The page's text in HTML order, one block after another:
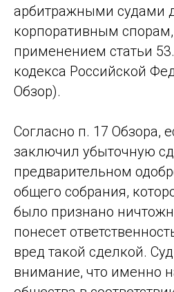
арбитражными судами
корпоративным
применением статьи
кодекса Российской
Обзор).
Согласно п. 17 Обзора,
заключил убыточную
предварительном
общего собрания,
было признано
понесет
вред такой сделкой.
внимание, что именно